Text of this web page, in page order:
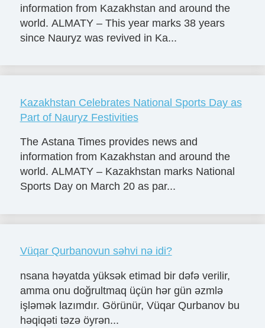
information from Kazakhstan and around the
world. ALMATY – This year marks 38 years
since Nauryz was revived in Ka...
Kazakhstan Celebrates National Sports Day as
Part of Nauryz Festivities
The Astana Times provides news and
information from Kazakhstan and around the
world. ALMATY – Kazakhstan marks National
Sports Day on March 20 as par...
Vüqar Qurbanovun səhvi nə idi?
nsana həyatda yüksək etimad bir dəfə verilir,
amma onu doğrultmaq üçün hər gün əzmlə
işləmək lazımdır. Görünür, Vüqar Qurbanov bu
həqiqəti təzə öyrən...